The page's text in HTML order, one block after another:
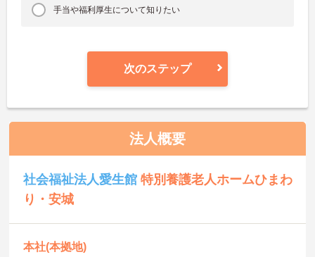
手当や福利厚生について知りたい
次のステップ
法人概要
社会福祉法人愛生館特別養護老人ホームひまわ
り・安城
本社(本拠地)